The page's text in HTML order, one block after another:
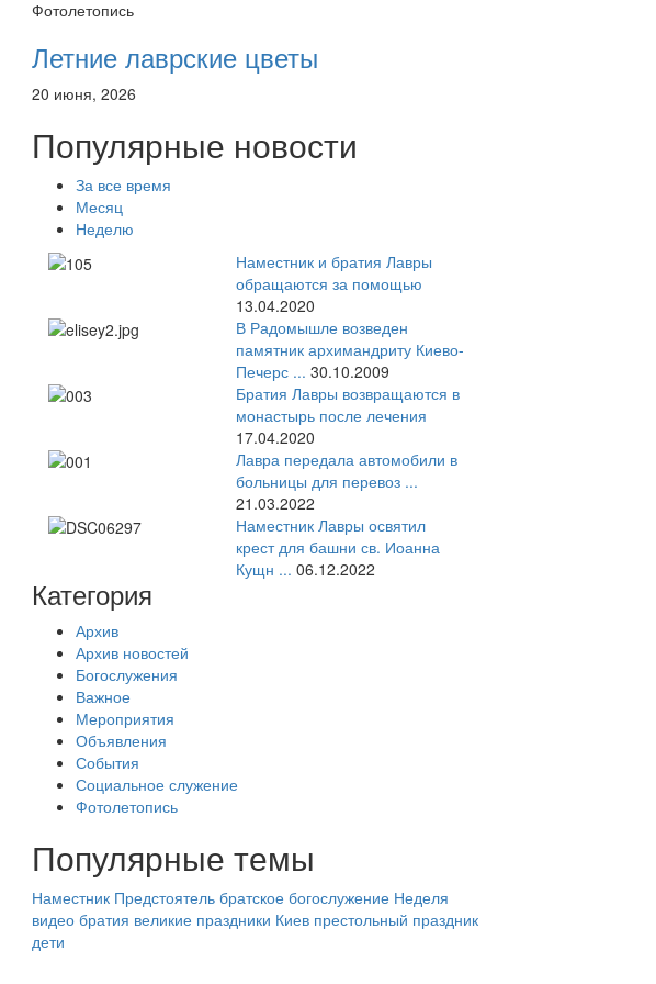
Фотолетопись
Летние лаврские цветы
20 июня, 2026
Популярные новости
За все время
Месяц
Неделю
Наместник и братия Лавры
обращаются за помощью
13.04.2020
В Радомышле возведен
памятник архимандриту Киево-
Печерс ... 30.10.2009
Братия Лавры возвращаются в
монастырь после лечения
17.04.2020
Лавра передала автомобили в
больницы для перевоз ...
21.03.2022
Наместник Лавры освятил
крест для башни св. Иоанна
Кущн ... 06.12.2022
Категория
Архив
Архив новостей
Богослужения
Важное
Мероприятия
Объявления
События
Социальное служение
Фотолетопись
Популярные темы
Наместник Предстоятель братское богослужение Неделя
видео братия великие праздники Киев престольный праздник
дети